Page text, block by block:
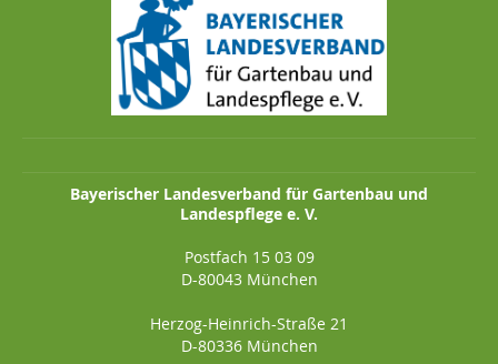
Bayerischer Landesverband für Gartenbau und
Landespflege e. V.
Postfach 15 03 09
D-80043 München
Herzog-Heinrich-Straße 21
D-80336 München